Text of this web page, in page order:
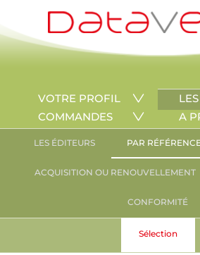
VOTRE PROFIL
COMMANDES
A
LES ÉDITEURS PAR
ACQUISITION OU RENOUVELLEMENT
CONFORMITÉ
Sélection